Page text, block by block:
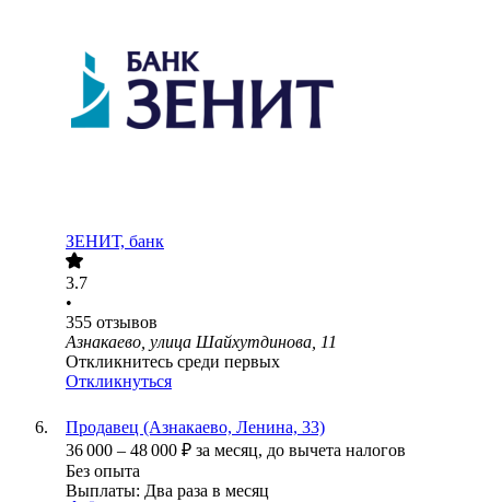
ЗЕНИТ, банк
3.7
•
355 отзывов
Азнакаево, улица Шайхутдинова, 11
Откликнитесь среди первых
Откликнуться
Продавец (Азнакаево, Ленина, 33)
36 000 – 48 000 ₽ за месяц, до вычета налогов
Без опыта
Выплаты: Два раза в месяц